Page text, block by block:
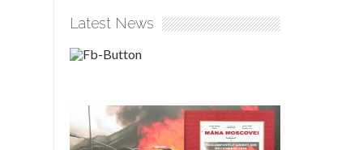
Latest News